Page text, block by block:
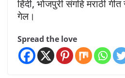
हिंदी, भोजपुरी संगहि मराठी
गेल।
Spread the love